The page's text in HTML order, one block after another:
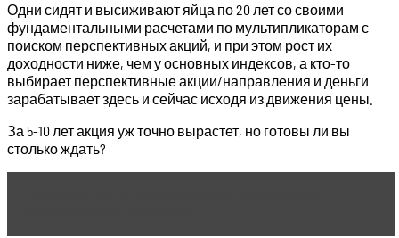
Одни сидят и высиживают яйца по 20 лет со своими
фундаментальными расчетами по мультипликаторам с
поиском перспективных акций, и при этом рост их
доходности ниже, чем у основных индексов, а кто-то
выбирает перспективные акции/направления и деньги
зарабатывает здесь и сейчас исходя из движения цены.
За 5-10 лет акция уж точно вырастет, но готовы ли вы
столько ждать?